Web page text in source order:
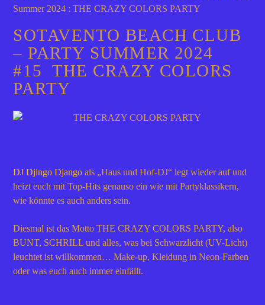
Summer 2024 : THE CRAZY COLORS PARTY
SOTAVENTO BEACH CLUB
– PARTY SUMMER 2024
#15 THE CRAZY COLORS
PARTY
DJ Djingo Django als „Haus und Hof-DJ“ legt wieder auf und
heizt euch mit Top-Hits genauso ein wie mit Partyklassikern,
wie könnte es auch anders sein.
Diesmal ist das Motto THE CRAZY COLORS PARTY, also
BUNT, SCHRILL und alles, was bei Schwarzlicht (UV-Licht)
leuchtet ist willkommen… Make-up, Kleidung in Neon-Farben
oder was euch auch immer einfällt.